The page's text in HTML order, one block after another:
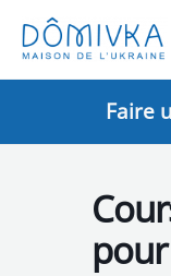
contenu
Faire